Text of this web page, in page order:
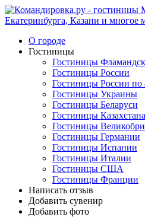
О городе
Гостиницы
Гостиницы
Гостиницы России
Гостиницы России по
Гостиницы Украины
Гостиницы Беларуси
Гостиницы Казахстана
Гостиницы
Гостиницы Германии
Гостиницы Испании
Гостиницы Италии
Гостиницы США
Гостиницы Франции
Написать отзыв
Добавить сувенир
Добавить фото